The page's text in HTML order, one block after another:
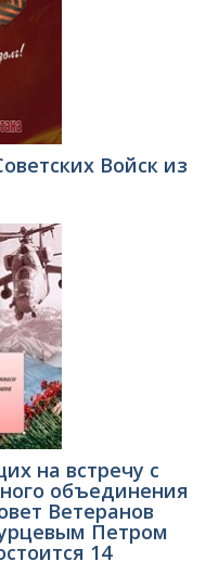
Войск из
на встречу с
объединения
Ветеранов
Петром
14